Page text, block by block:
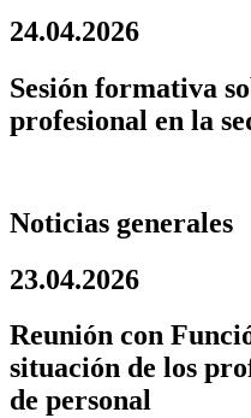
24.04.2026
Sesión formativa
profesional en la
Noticias generales
23.04.2026
Reunión con
situación de los
de personal